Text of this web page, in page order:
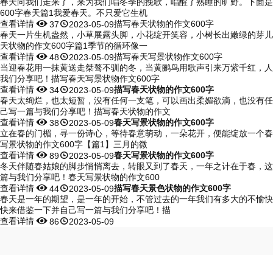
600字春天篇1我爱春天。不只爱它生机
查看详情372023-05-09描写春天状物的作文600字
春天一片生机盎然，小草展露头脚，小花绽开笑容，小树长出嫩绿的芽
天状物的作文600字篇1季节的循环像一
查看详情482023-05-09描写春天写景状物作文600字
当迎春花用一抹黄送走桀骜不驯的冬，当黄鹂鸟用歌声引来万紫千红，
我们分享吧！描写春天写景状物作文600字
查看详情342023-05-09描写春天状物的作文600字
春天太绚烂，也太短暂，没有任何一支笔，可以画出柔媚欲滴，也没有
己写一篇与我们分享吧！描写春天状物的作文
查看详情382023-05-09春天写景状物的作文600字
立在春的门楣，寻一份诗心，等待春意萌动，一朵花开，便能绽放一个
写景状物的作文600字【篇1】三月的微
查看详情892023-05-09春天写景状物的作文600字
冬天伴随春姑娘的脚步悄悄离去，转眼又到了春天，一年之计在于春，
篇与我们分享吧！春天写景状物的作文600
查看详情442023-05-09描写春天景色状物的作文600字
春天是一年的期望，是一年的开始，不管过去的一年我们有多大的不愉
快来借鉴一下并自己写一篇与我们分享吧！描
查看详情862023-05-09